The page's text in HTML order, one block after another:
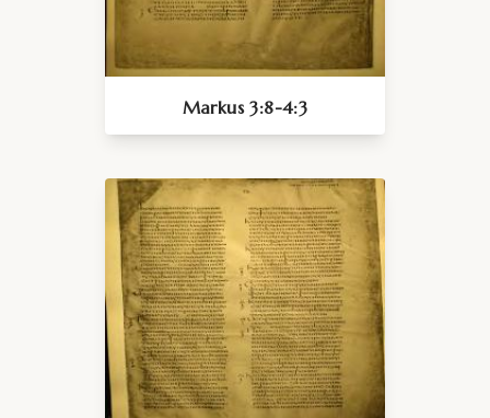
Markus 3:8-4:3